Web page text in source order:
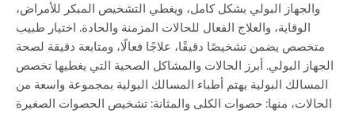
والجهاز البولي بشكل كامل، ويغطي التشخيص المبكر للأمراض،
الوقاية، والعلاج الفعال للحالات المزمنة والحادة. اختيار طبيب
متخصص يضمن تشخيصًا دقيقًا، علاجًا فعالًا، ومتابعة دقيقة لصحة
الجهاز البولي. أبرز الحالات والمشاكل الصحية التي يغطيها تخصص
المسالك البولية يهتم أطباء المسالك البولية بمجموعة واسعة من
الحالات، منها: حصوات الكلى والمثانة: تشخيص الحصوات الصغيرة